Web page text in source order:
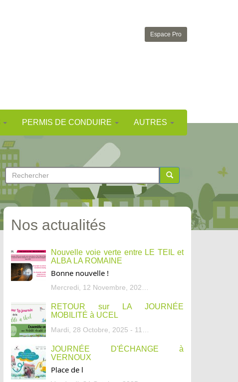
Espace Pro
PERMIS DE CONDUIRE AUTRES
Formulaire
de
recherche
Rechercher
Nos actualités
Nouvelle voie verte entre LE TEIL et
ALBA LA ROMAINE
Bonne nouvelle !
RETOUR sur LA JOURNÉE
MOBILITÉ à UCEL
JOURNÉE D'ÉCHANGE à
VERNOUX
Place de l